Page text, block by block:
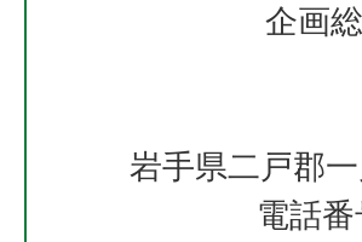
企画
岩手県二戸郡
電話